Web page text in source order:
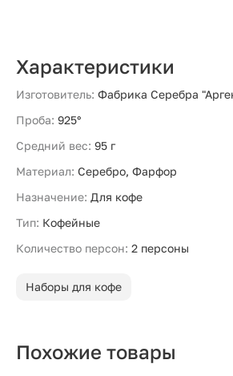
Характеристики
Изготовитель: Фабрика Серебра
Проба: 925°
Средний вес: 95 г
Материал: Серебро, Фарфор
Назначение: Для кофе
Тип: Кофейные
Количество персон: 2 персоны
Наборы для кофе
Похожие товары